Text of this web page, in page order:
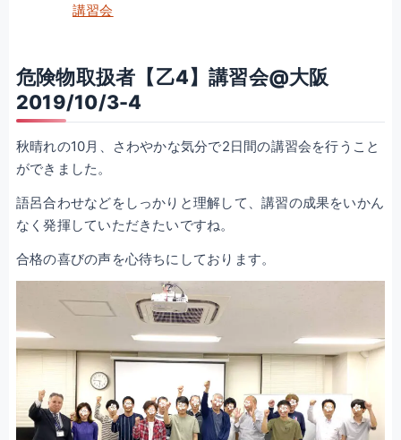
講習会
危険物取扱者【乙4】講習会@大阪
2019/10/3-4
秋晴れの10月、さわやかな気分で2日間の講習会を行うこと
ができました。
語呂合わせなどをしっかりと理解して、講習の成果をいかん
なく発揮していただきたいですね。
合格の喜びの声を心待ちにしております。